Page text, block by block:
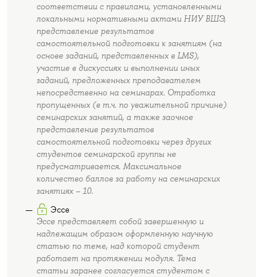
соответствии с правилами, установленными
локальными нормативными актами НИУ ВШЭ,
представление результатов
самостоятельной подготовки к занятиям (на
основе заданий, представленных в LMS),
участие в дискуссиях и выполнении иных
заданий, предложенных преподавателем
непосредственно на семинарах. Отработка
пропущенных (в т.ч. по уважительной причине)
семинарских занятий, а также заочное
представление результатов
самостоятельной подготовки через других
студентов семинарской группы не
предусматривается. Максимальное
количество баллов за работу на семинарских
занятиях – 10.
Эссе
Эссе представляет собой завершенную и
надлежащим образом оформленную научную
статью по теме, над которой студент
работает на протяжении модуля. Тема
статьи заранее согласуется студентом с